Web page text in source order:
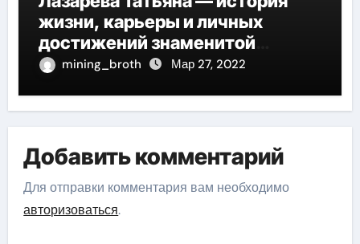
жизни, карьеры и личных
достижений знаменитой
актрисы, восходящей на олимп
mining_broth Мар 27, 2022
Добавить комментарий
Для отправки комментария вам необходимо
авторизоваться.